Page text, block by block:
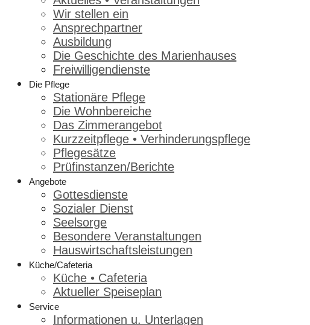
Wir stellen ein
Ansprechpartner
Ausbildung
Die Geschichte des Marienhauses
Freiwilligendienste
Die Pflege
Stationäre Pflege
Die Wohnbereiche
Das Zimmerangebot
Kurzzeitpflege • Verhinderungspflege
Pflegesätze
Prüfinstanzen/Berichte
Angebote
Gottesdienste
Sozialer Dienst
Seelsorge
Besondere Veranstaltungen
Hauswirtschaftsleistungen
Küche/Cafeteria
Küche • Cafeteria
Aktueller Speiseplan
Service
Informationen u. Unterlagen